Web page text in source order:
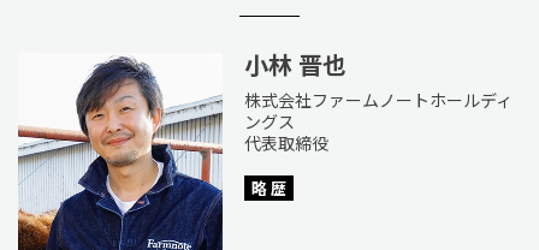
小林 晋也
株式会社ファームノートホールディ
ングス
代表取締役
略 歴